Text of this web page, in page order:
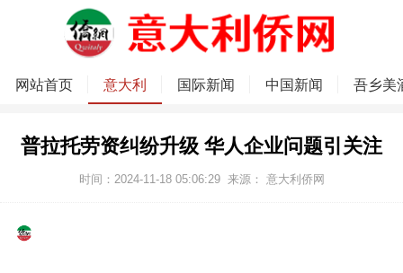
网站首页 意大利 国际新闻 中国新闻 吾乡美
普拉托劳资纠纷升级 华人企业问题引关注
时间：2024-11-18 05:06:29 来源： 意大利侨网